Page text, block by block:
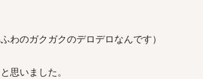
わのガクガクのデロデロなんです）
思いました。